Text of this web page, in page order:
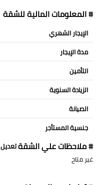
# المعلومات المالية للشقة
الإيجار الشهري
مدة الإيجار
التأمين
الزيادة السنوية
الصيانة
جنسية المستأجر
# ملاحظات علي الشقةتعديل
غير متاح